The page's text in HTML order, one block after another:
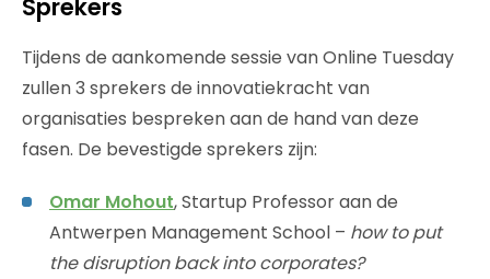
Sprekers
Tijdens de aankomende sessie van Online Tuesday
zullen 3 sprekers de innovatiekracht van
organisaties bespreken aan de hand van deze
fasen. De bevestigde sprekers zijn:
Omar Mohout, Startup Professor aan de
Antwerpen Management School – how to put
the disruption back into corporates?